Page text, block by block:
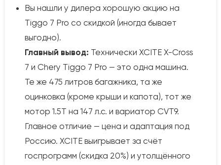
Вы нашли у дилера хорошую акцию на
Tiggo 7 Pro со скидкой (иногда бывает
выгодно).
Главный вывод: Технически XCITE X-Cross
7 и Chery Tiggo 7 Pro — это одна машина.
Те же 475 литров багажника, та же
оцинковка (кроме крыши и капота), тот же
мотор 1.5Т на 147 л.с. и вариатор CVT9.
Главное отличие — цена и адаптация под
Россию. XCITE выигрывает за счёт
госпрограмм (скидка 20%) и утолщённого